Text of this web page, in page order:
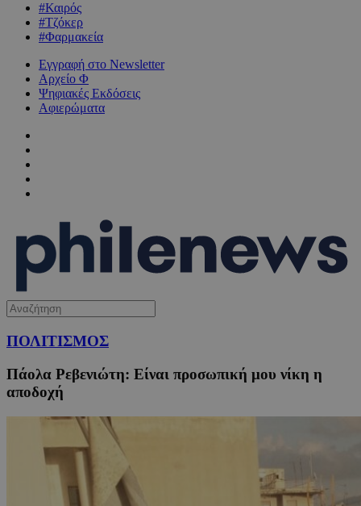
#Καιρός
#Τζόκερ
#Φαρμακεία
Εγγραφή στο Newsletter
Αρχείο Φ
Ψηφιακές Εκδόσεις
Αφιερώματα
ΠΟΛΙΤΙΣΜΟΣ
Πάολα Ρεβενιώτη: Είναι προσωπική μου νίκη η
αποδοχή